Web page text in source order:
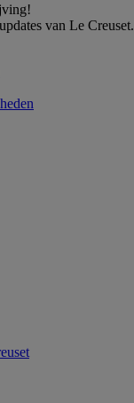
van Le Creuset.